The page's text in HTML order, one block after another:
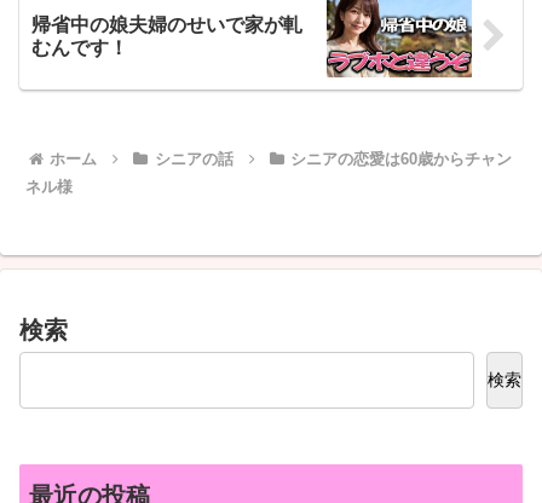
帰省中の娘夫婦のせいで家が軋
むんです！
ホーム シニアの話
シニアの恋愛は60歳からチャン
ネル様
検索
検索
最近の投稿